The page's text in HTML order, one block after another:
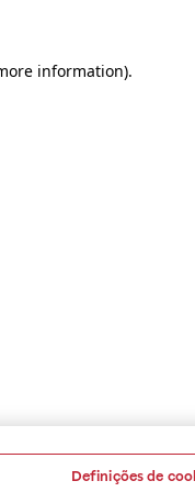
information).
Definições de